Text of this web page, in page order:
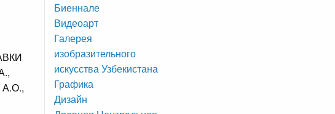
Биеннале
Видеоарт
Галерея
изобразительного
искусства Узбекистана
Графика
Дизайн